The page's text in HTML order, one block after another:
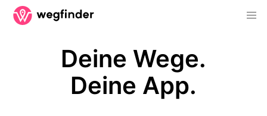
Deine Wege.
Deine App.